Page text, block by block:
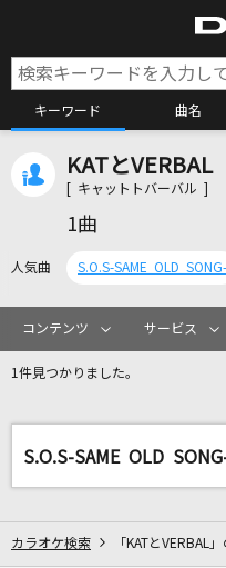
キーワード 曲名
カ
カラ
リアルタイム
Mrs. GREEN APPLE
KATとVERBAL
[ キャットトバーバル ]
1曲
人気曲 S.O.S-SAME OLD SONG-
コンテンツ サービス
1件見つかりました。
S.O.S-SAME OLD
カラオケ検索 「KATとVERBAL